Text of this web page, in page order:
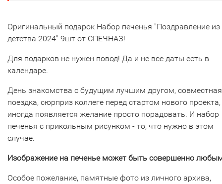
Оригинальный подарок Набор печенья "Поздравление из
детства 2024" 9шт от СПЕЧНАЗ!
Для подарков не нужен повод! Да и не все даты есть в
календаре.
День знакомства с будущим лучшим другом, совместная
поездка, сюрприз коллеге перед стартом нового
иногда появляется желание просто порадовать. И набор
печенья с прикольным рисунком - то, что нужно в этом
случае.
Изображение на печенье может быть совершенно
Особое пожелание, памятные фото из личного архива,